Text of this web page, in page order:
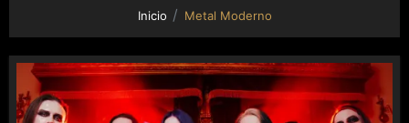
Inicio Metal Moderno